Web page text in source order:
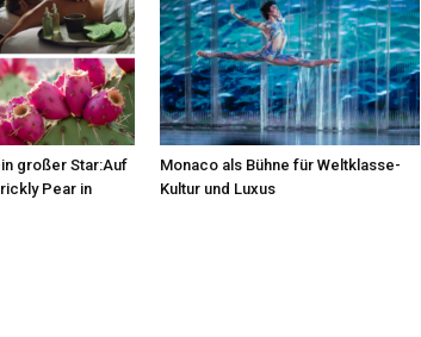
großer Star:Auf
Pear in
Monaco als Bühne für Weltklasse-
Kultur und Luxus